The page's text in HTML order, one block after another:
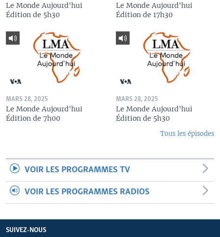
Le Monde Aujourd'hui
Édition de 5h30
Le Monde Aujourd'hui
Édition de 17h30
MARS 28, 2025
Le Monde Aujourd'hui
Édition de 7h00
MARS 28, 2025
Le Monde Aujourd'hui
Édition de 5h30
Tous les épisodes
VOIR LES PROGRAMMES TV
VOIR LES PROGRAMMES RADIOS
SUIVEZ-NOUS